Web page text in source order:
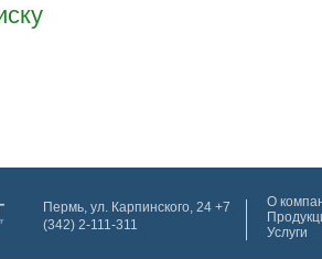
Пермь, ул. Карпинского, 24 +7
(342) 2-111-311
О
Услуги